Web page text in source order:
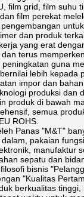
film grid, film suhu
film perekat
dan produk
yang erat
terus
guna
lebih kepada
impor dan
produksi dan
produk di bawah
semua
ROHS.
Panas "M&T"
pakaian
manufaktur
sepatu dan
bisnis
"Kualitas
berkualitas